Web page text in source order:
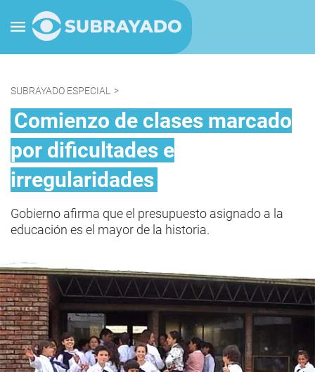
SUBRAYADO ESPECIAL >
Comienzo de clases marcado
por dificultades e
irregularidades
Gobierno afirma que el presupuesto asignado a la
educación es el mayor de la historia.